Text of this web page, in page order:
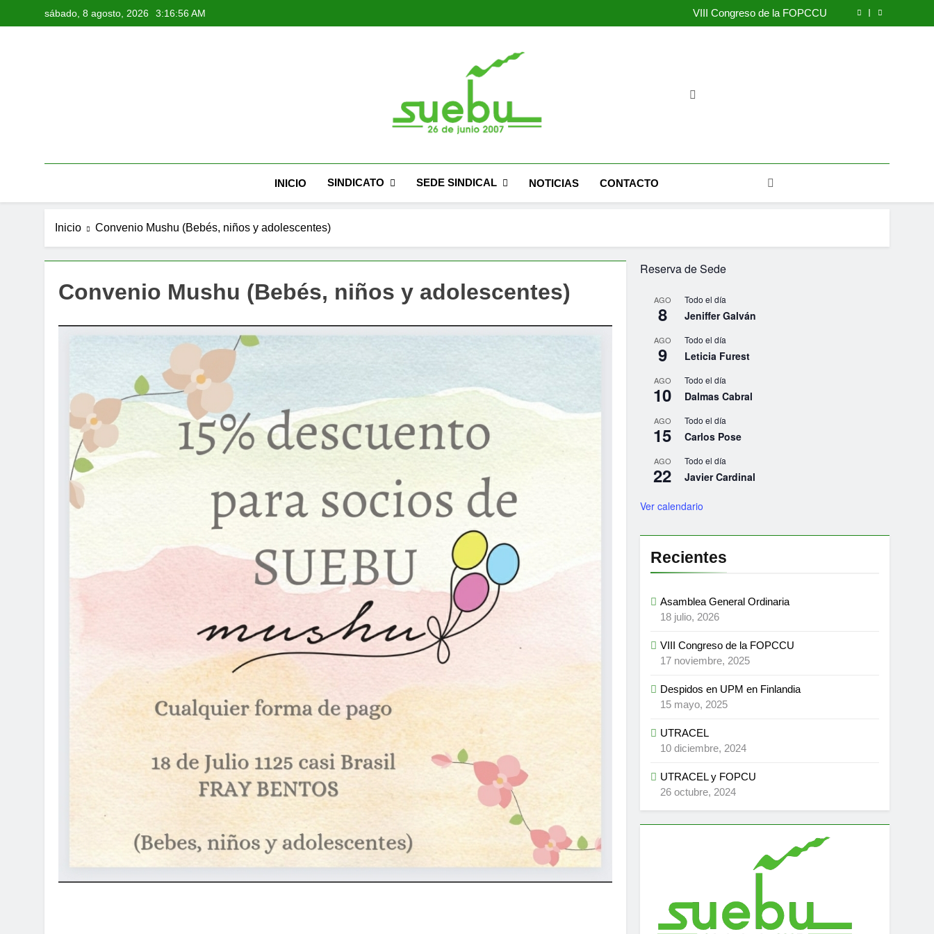
al
sábado, 8 agosto, 2026 3:16:56 AM
VIII Congreso de la FOPCCU
Despidos en UPM en Finlandia
SUEBU
INICIO SINDICATO SEDE SINDICAL NOTICIAS CONTACTO
Inicio Convenio Mushu (Bebés, niños y adolescentes)
Convenio Mushu (Bebés, niños y adolescentes)
Reserva de Sede
AGO
8
Todo el día
Jeniffer Galván
AGO
9
Todo el día
Leticia Furest
AGO
10
Todo el día
Dalmas Cabral
AGO
15
Todo el día
Carlos Pose
AGO
22
Todo el día
Javier Cardinal
Ver calendario
Recientes
Asamblea General Ordinaria
18 julio, 2026
VIII Congreso de la FOPCCU
17 noviembre, 2025
Despidos en UPM en Finlandia
15 mayo, 2025
UTRACEL
10 diciembre, 2024
UTRACEL y FOPCU
26 octubre, 2024